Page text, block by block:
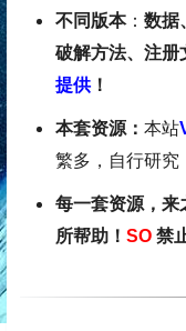
不同版本： 数据
破解方法、注册
提供！
本套资源： 本站
繁多，自行研究
每一套资源，来
所帮助！ SO 禁